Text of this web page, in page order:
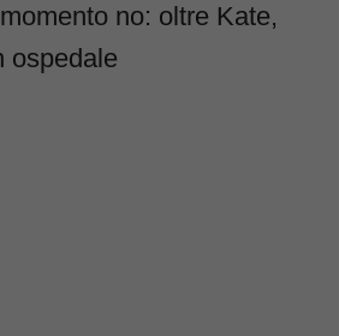
no: oltre Kate,
ospedale